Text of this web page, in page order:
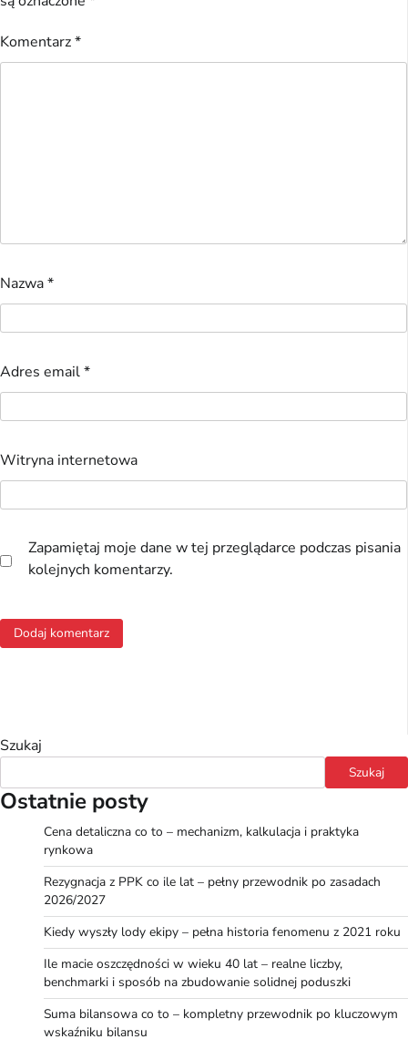
Komentarz*
Nazwa*
Adres email*
Witryna internetowa
Zapamiętaj moje dane w tej przeglądarce podczas pisania
kolejnych komentarzy.
Szukaj
Szukaj
Ostatnie posty
Cena detaliczna co to – mechanizm, kalkulacja i praktyka
rynkowa
Rezygnacja z PPK co ile lat – pełny przewodnik po zasadach
2026/2027
Kiedy wyszły lody ekipy – pełna historia fenomenu z 2021 roku
Ile macie oszczędności w wieku 40 lat – realne liczby,
benchmarki i sposób na zbudowanie solidnej poduszki
Suma bilansowa co to – kompletny przewodnik po kluczowym
wskaźniku bilansu